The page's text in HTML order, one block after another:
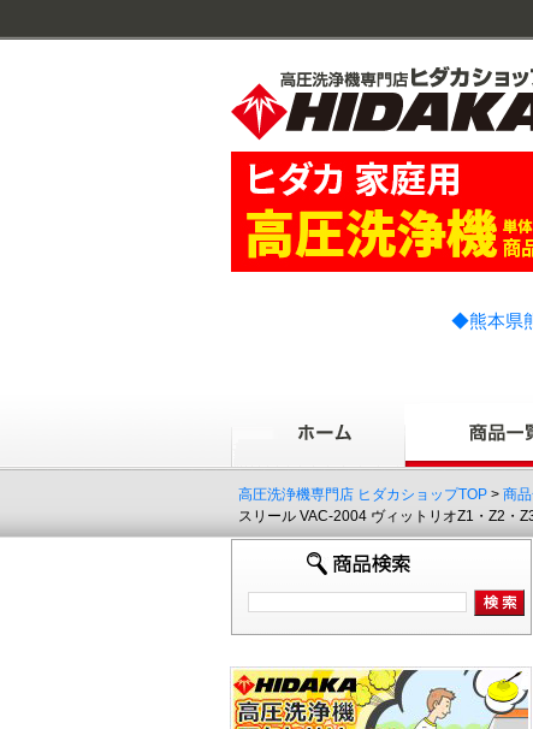
◆熊本県
高圧洗浄機専門店 ヒダカショップTOP > 商
スリール VAC-2004 ヴィットリオZ1・Z2・